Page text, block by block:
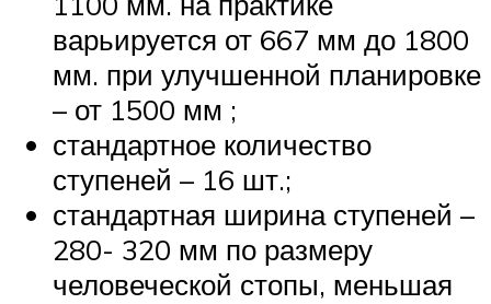
варьируется от 667 мм до 1800
мм. при улучшенной планировке
– от 1500 мм ;
стандартное количество
ступеней – 16 шт.;
стандартная ширина ступеней –
280- 320 мм по размеру
человеческой стопы, меньшая